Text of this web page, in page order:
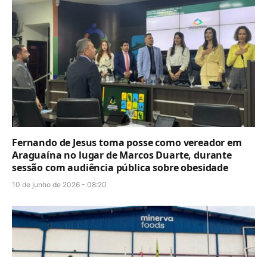
Fernando de Jesus toma posse como vereador em
Araguaína no lugar de Marcos Duarte, durante
sessão com audiência pública sobre obesidade
10 de junho de 2026 - 08:20